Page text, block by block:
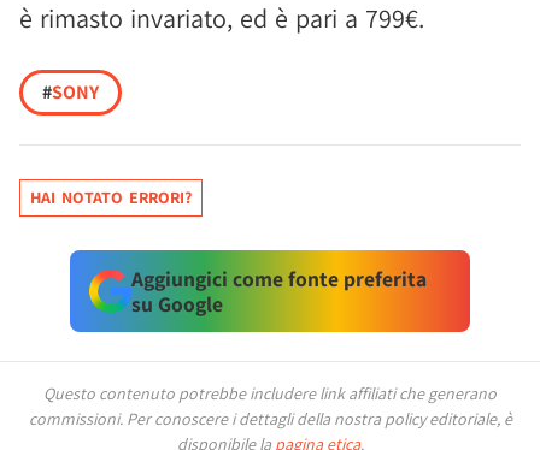
è rimasto invariato, ed è pari a 799€.
#SONY
HAI NOTATO ERRORI?
Aggiungici come fonte preferita
su Google
Questo contenuto potrebbe includere link affiliati che generano
commissioni. Per conoscere i dettagli della nostra policy editoriale, è
disponibile la pagina etica.